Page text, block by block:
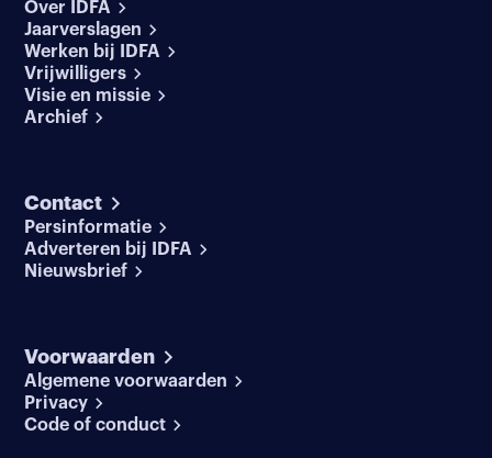
Over IDFA
Jaarverslagen
Werken bij IDFA
Vrijwilligers
Visie en missie
Archief
Contact
Persinformatie
Adverteren bij IDFA
Nieuwsbrief
Voorwaarden
Algemene voorwaarden
Privacy
Code of conduct